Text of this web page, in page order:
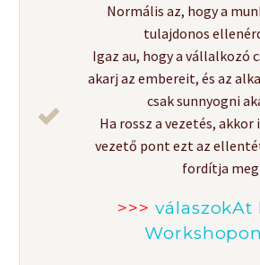
Normális az, hogy a
tulajdonos
Igaz au, hogy a vállalkozó
akarj az embereit, és az
csak sunnyogni
Ha rossz a vezetés, akkor
vezető pont ezt az
fordítja
>>> válaszokAt
Workshopon